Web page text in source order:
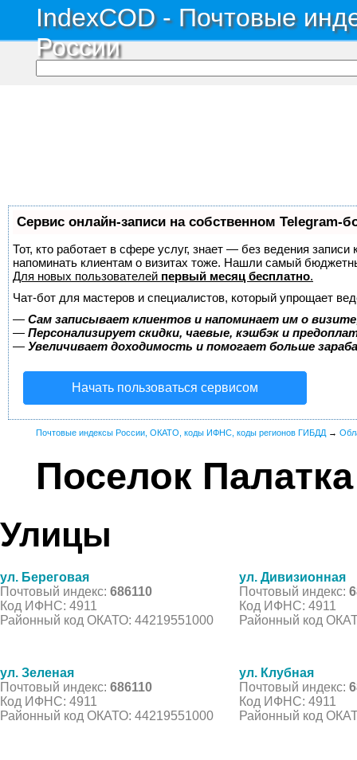
IndexCOD - Почтовые
России
Сервис онлайн-записи на собственном Telegram-
Тот, кто работает в сфере услуг, знает — без ведения
напоминать клиентам о визитах тоже. Нашли самый
Для новых пользователей первый месяц бесплатно.
Чат-бот для мастеров и специалистов, который упрощает
— Сам записывает клиентов и напоминает им о
— Персонализирует скидки, чаевые, кэшбэк и
— Увеличивает доходимость и помогает больше
Начать пользоваться сервисом
Почтовые индексы России, ОКАТО, коды ИФНС, коды регионов ГИБДД →
Поселок Палатка
Улицы
ул. Береговая
Почтовый индекс: 686110
Код ИФНС: 4911
Районный код ОКАТО: 44219551000
ул. Дивизионная
Почтовый индекс:
Код ИФНС: 4911
Районный код
ул. Зеленая
Почтовый индекс: 686110
Код ИФНС: 4911
Районный код ОКАТО: 44219551000
ул. Клубная
Почтовый индекс:
Код ИФНС: 4911
Районный код